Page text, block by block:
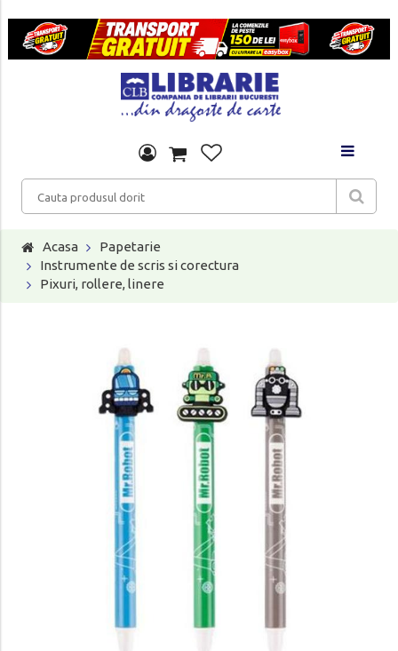
Acasa
Papetarie
Instrumente de scris si corectura
Pixuri, rollere, linere